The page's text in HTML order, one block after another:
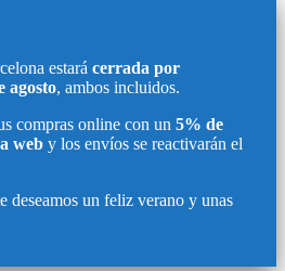
estará cerrada por
agosto, ambos incluidos.
compras online con un 5% de
web y los envíos se reactivarán el
deseamos un feliz verano y unas